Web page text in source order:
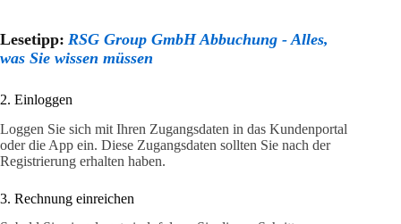
Lesetipp: RSG Group GmbH Abbuchung - Alles,
was Sie wissen müssen
2. Einloggen
Loggen Sie sich mit Ihren Zugangsdaten in das Kundenportal
oder die App ein. Diese Zugangsdaten sollten Sie nach der
Registrierung erhalten haben.
3. Rechnung einreichen